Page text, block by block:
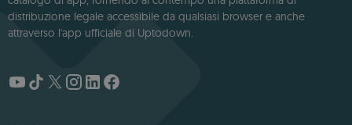
distribuzione legale accessibile da qualsiasi browser e anche
attraverso l'app ufficiale di Uptodown.